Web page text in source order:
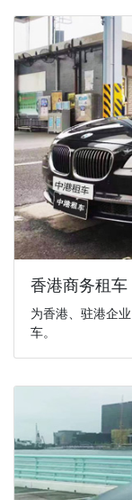
香港商务租车
为香港、驻港企
车。